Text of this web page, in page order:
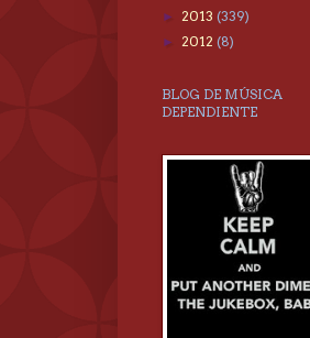
► 2013 (339)
► 2012 (8)
BLOG DE MÚSICA
DEPENDIENTE